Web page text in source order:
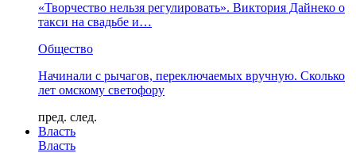
«Творчество нельзя регулировать». Виктория Дайнеко о
такси на свадьбе и…
Общество
Начинали с рычагов, переключаемых вручную. Сколько
лет омскому светофору
пред. след.
Власть
Власть